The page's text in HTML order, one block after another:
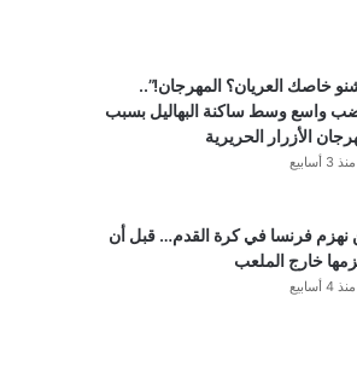
خاصك العريان؟ المهرجان!”..
واسع وسط ساكنة البهاليل بسبب
الأزرار الحريرية
منذ 3 أسابيع
نهزم فرنسا في كرة القدم… قبل أن
خارج الملعب
منذ 4 أسابيع